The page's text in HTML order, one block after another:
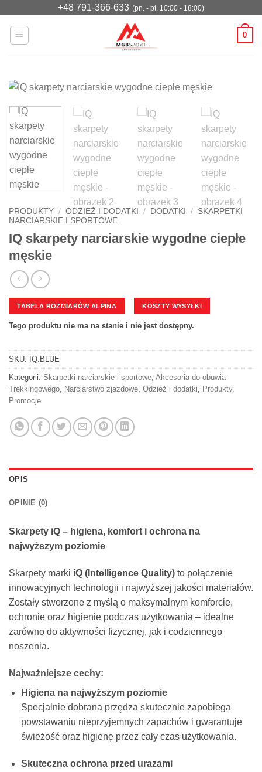
zawartości
+48 791-366-633 (pn. - pt. 10:00 - 18:00)
0
PRODUKTY / ODZIEŻ I DODATKI / DODATKI / SKARPETKI
NARCIARSKIE I SPORTOWE
IQ skarpety narciarskie wygodne ciepłe
męskie
TABELA ROZMIARÓW ALPINA KOSZTY WYSYŁKI
Tego produktu nie ma na stanie i nie jest dostępny.
SKU: IQ.BLUE
Kategorii: Skarpetki narciarskie i sportowe, Akcesoria do obuwia
Trekkingowego, Narciarstwo zjazdowe, Odzież i dodatki, Produkty,
Promocje
OPIS
OPINIE (0)
Skarpety iQ – higiena, komfort i ochrona na
najwyższym poziomie
Skarpety marki iQ (Intelligence Quality) to połączenie
innowacyjnych technologii i najwyższej jakości materiałów.
Zostały stworzone z myślą o maksymalnym komforcie,
ochronie oraz higienie podczas użytkowania – idealne
zarówno do aktywności fizycznej, jak i codziennego
noszenia.
Najważniejsze cechy:
Higiena na najwyższym poziomie
Specjalnie dobrana przędza skutecznie zapobiega
powstawaniu nieprzyjemnych zapachów i gwarantuje
świeżość oraz higienę przez cały czas użytkowania.
Skuteczna ochrona przed urazami